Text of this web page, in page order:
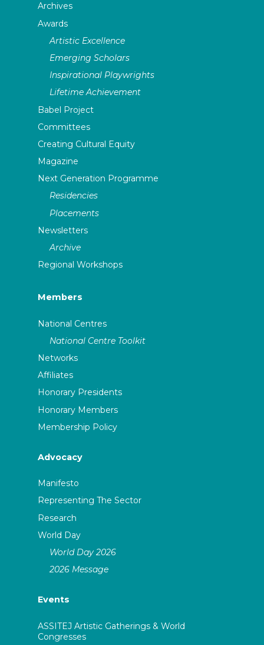
Archives
Awards
Artistic Excellence
Emerging Scholars
Inspirational Playwrights
Lifetime Achievement
Babel Project
Committees
Creating Cultural Equity
Magazine
Next Generation Programme
Residencies
Placements
Newsletters
Archive
Regional Workshops
Members
National Centres
National Centre Toolkit
Networks
Affiliates
Honorary Presidents
Honorary Members
Membership Policy
Advocacy
Manifesto
Representing The Sector
Research
World Day
World Day 2026
2026 Message
Events
ASSITEJ Artistic Gatherings & World
Congresses